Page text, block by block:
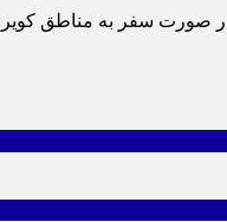
سفر به مناطق کویری